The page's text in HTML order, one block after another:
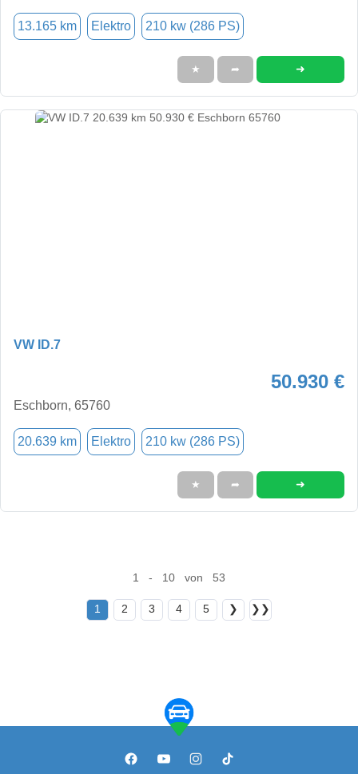
13.165 km Elektro 210 kw (286 PS)
★ ➦ ➜
VW ID.7
50.930 €
Eschborn, 65760
20.639 km Elektro 210 kw (286 PS)
★ ➦ ➜
1 - 10 von 53
1 2 3 4 5 ❯ ❯❯